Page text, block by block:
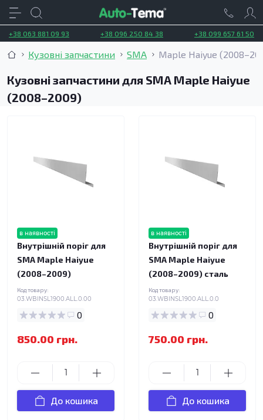
+38 063 881 09 93 +38 096 250 84 38 +38 099 657 61 50
Кузовні запчастини SMA Maple Haiyue
Кузовні запчастини для SMA Maple Haiyue
(2008–2009)
в наявності
Внутрішній поріг для
SMA Maple Haiyue
(2008–2009)
Код товару:
03.WBINSL1900.ALL.0.00
0
850.00 грн.
До кошика
в наявності
Внутрішній поріг для
SMA Maple Haiyue
(2008–2009) сталь
Код товару:
03.WBINSL1900.ALL.0.0
0
750.00 грн.
До кошика